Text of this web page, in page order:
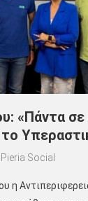
«Πάντα σε
το
Pieria Social
η